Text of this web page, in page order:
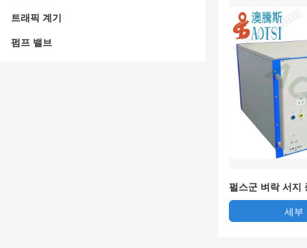
트래픽 계기
펌프 밸브
펄스군 벼락 서지
세부